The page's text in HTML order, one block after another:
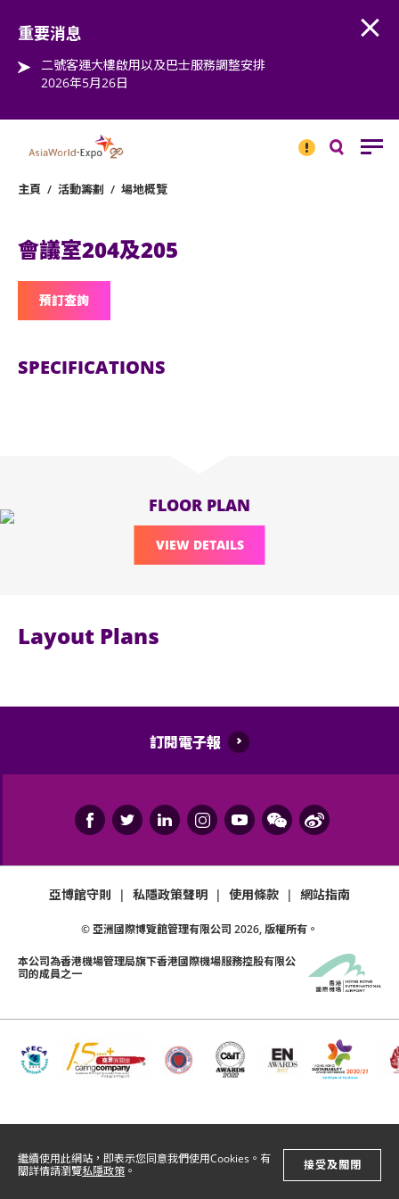
重要消息
二號客運大樓啟用以及巴士服務調整安排
2026年5月26日
消息
繼續使用此網站，即表示您同意我們使用Cookies。有
關詳情請瀏覽私隱政策 。 接受及關閉
主頁 / 活動籌劃 / 場地概覽
會議室204及205
預訂查詢
SPECIFICATIONS
FLOOR PLAN
VIEW DETAILS
Layout Plans
訂閱電子報
亞博館守則 | 私隱政策聲明 | 使用條款 | 網站指南
© 亞洲國際博覽館管理有限公司 2026, 版權所有。
本公司為香港機場管理局旗下香港國際機場服務控股有限公
司的成員之一